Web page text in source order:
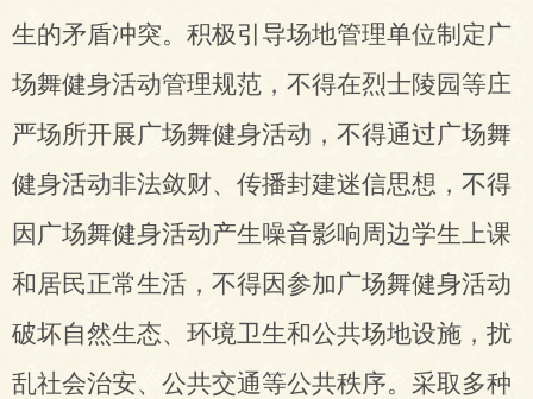
生的矛盾冲突。积极引导场地管理单位制定广
场舞健身活动管理规范，不得在烈士陵园等庄
严场所开展广场舞健身活动，不得通过广场舞
健身活动非法敛财、传播封建迷信思想，不得
因广场舞健身活动产生噪音影响周边学生上课
和居民正常生活，不得因参加广场舞健身活动
破坏自然生态、环境卫生和公共场地设施，扰
乱社会治安、公共交通等公共秩序。 采取多种